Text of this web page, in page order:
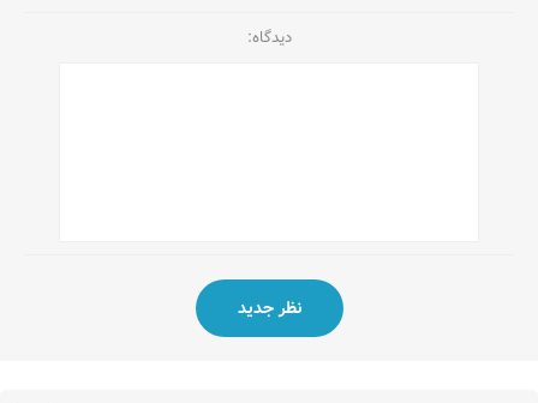
دیدگاه: